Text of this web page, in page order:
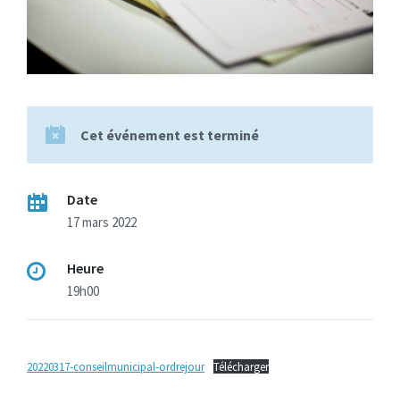
Cet événement est terminé
Date
17 mars 2022
Heure
19h00
20220317-conseilmunicipal-ordrejour Télécharger